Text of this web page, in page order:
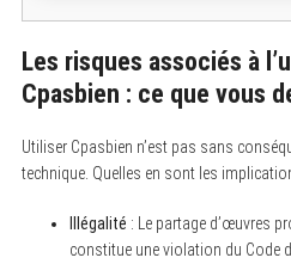
Les risques associés à
Cpasbien : ce que vous
Utiliser Cpasbien n’est pas sans
technique. Quelles en sont les
Illégalité : Le partage d’œuvres
constitue une violation du Code